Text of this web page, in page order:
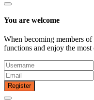
You are welcome
When becoming members
functions and enjoy the
Register